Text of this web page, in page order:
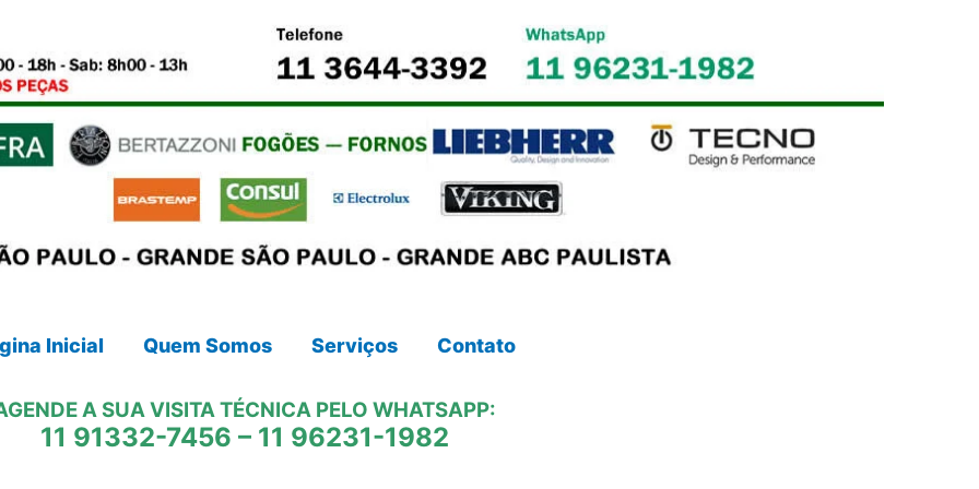
Inicial Quem Somos Serviços Contato
A SUA VISITA TÉCNICA PELO WHATSAPP:
11 91332-7456 – 11 96231-1982